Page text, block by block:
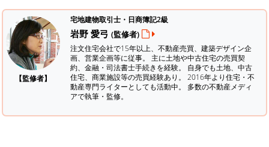
【監修者】
宅地建物取引士・日商簿記2級
岩野 愛弓 (監修者)
注文住宅会社で15年以上、不動産売買、建築デザイン企
画、営業企画等に従事。 主に土地や中古住宅の売買契
約、金融・司法書士手続きを経験。 自身でも土地、中古
住宅、商業施設等の売買経験あり。 2016年より住宅・不
動産専門ライターとしても活動中。 多数の不動産メディ
アで執筆・監修。